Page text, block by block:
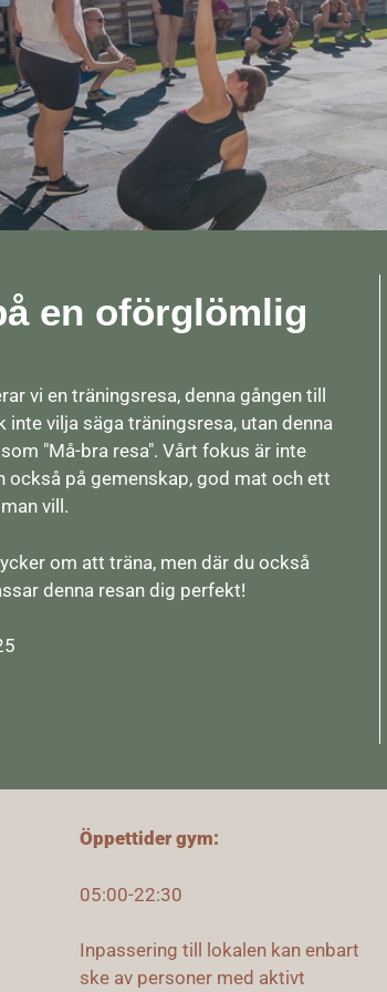
en oförglömlig
vi en träningsresa, denna gången till
inte vilja säga träningsresa, utan denna
"Må-bra resa". Vårt fokus är inte
också på gemenskap, god mat och ett
vill.
om att träna, men där du också
denna resan dig perfekt!
Öppettider gym:
05:00-22:30
Inpassering till lokalen kan enbart
ske av personer med aktivt